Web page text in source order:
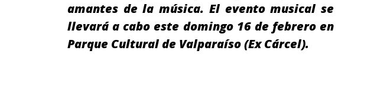
amantes de la música. El evento musical se
llevará a cabo este domingo 16 de febrero en
Parque Cultural de Valparaíso (Ex Cárcel).